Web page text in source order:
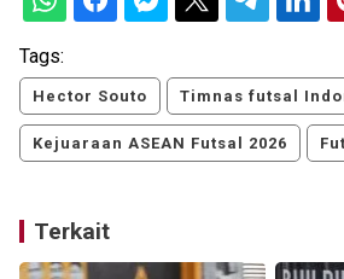
Tags:
Hector Souto Timnas futsal
Kejuaraan ASEAN Futsal 2026
Terkait